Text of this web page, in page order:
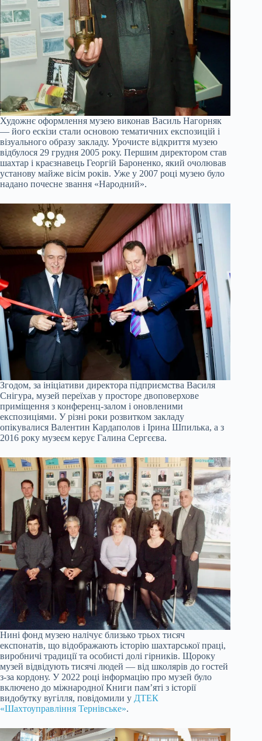
Художнє оформлення музею виконав Василь Нагорняк
— його ескізи стали основою тематичних експозицій і
візуального образу закладу. Урочисте відкриття музею
відбулося 29 грудня 2005 року. Першим директором став
шахтар і краєзнавець Георгій Бароненко, який очолював
установу майже вісім років. Уже у 2007 році музею було
надано почесне звання «Народний».
Згодом, за ініціативи директора підприємства Василя
Снігура, музей переїхав у просторе двоповерхове
приміщення з конференц-залом і оновленими
експозиціями. У різні роки розвитком закладу
опікувалися Валентин Кардаполов і Ірина Шпилька, а з
2016 року музеєм керує Галина Сергєєва.
Нині фонд музею налічує близько трьох тисяч
експонатів, що відображають історію шахтарської праці,
виробничі традиції та особисті долі гірників. Щороку
музей відвідують тисячі людей — від школярів до гостей
з-за кордону. У 2022 році інформацію про музей було
включено до міжнародної Книги пам’яті з історії
видобутку вугілля, повідомили у ДТЕК
«Шахтоуправління Тернівське».